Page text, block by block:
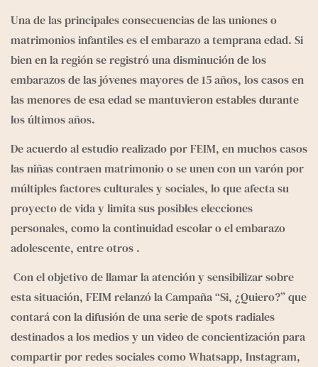
Una de las principales consecuencias de las uniones o
matrimonios infantiles es el embarazo a temprana edad. Si
bien en la región se registró una disminución de los
embarazos de las jóvenes mayores de 15 años, los casos en
las menores de esa edad se mantuvieron estables durante
los últimos años.
De acuerdo al estudio realizado por FEIM, en muchos casos
las niñas contraen matrimonio o se unen con un varón por
múltiples factores culturales y sociales, lo que afecta su
proyecto de vida y limita sus posibles elecciones
personales, como la continuidad escolar o el embarazo
adolescente, entre otros .
esta situación, FEIM relanzó la Campaña “Si, ¿Quiero?” que
contará con la difusión de una serie de spots radiales
destinados a los medios y un video de concientización para
compartir por redes sociales como Whatsapp, Instagram,